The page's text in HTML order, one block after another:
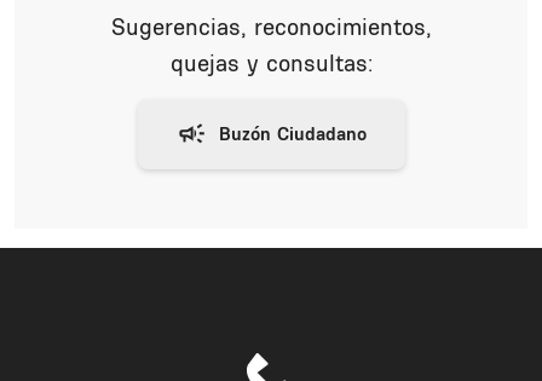
Sugerencias, reconocimientos,
quejas y consultas: